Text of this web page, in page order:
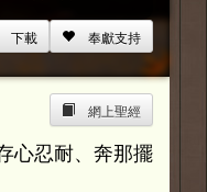
15s
15s奉獻支持
下載
網上聖經
心忍耐、奔那擺